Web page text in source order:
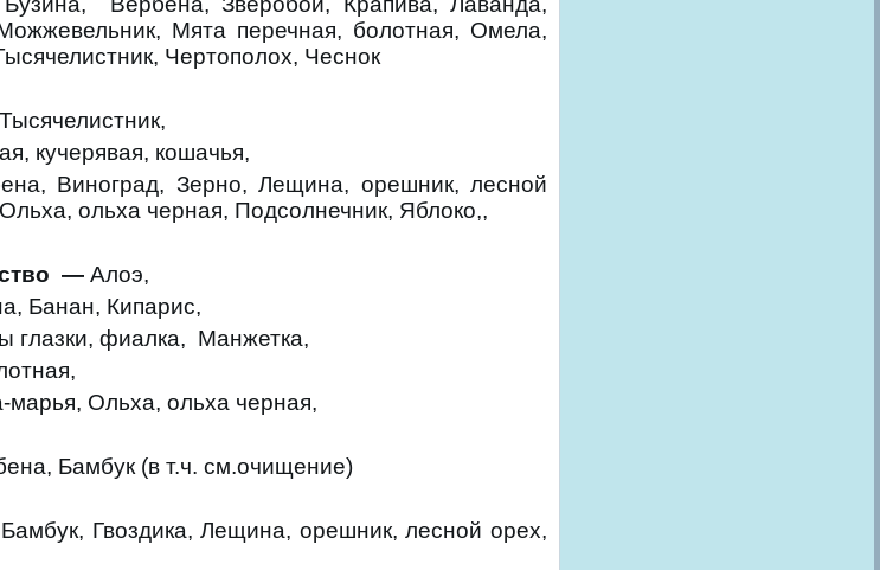
Мята перечная, болотная, Омела,
Чертополох, Чеснок
кучерявая, кошачья,
Виноград, Зерно, Лещина, орешник, лесной
ольха черная, Подсолнечник, Яблоко,,
— Алоэ,
Банан, Кипарис,
глазки, фиалка, Манжетка,
Ольха, ольха черная,
Бамбук (в т.ч. см.очищение)
Гвоздика, Лещина, орешник, лесной орех,